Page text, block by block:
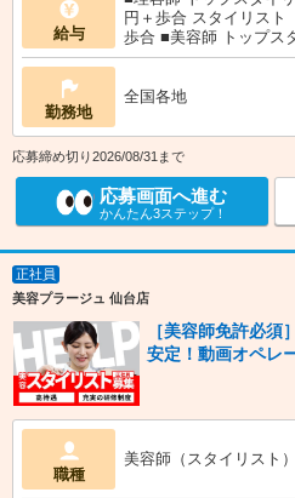
給与
円＋歩合 スタイリス
歩合 ■美容師 トップ
勤務地
全国各地
応募締め切り2026/08/31まで
応募画面へ進む
かんたん3ステップ！
正社員
美容プラージュ 仙台店
［美容師免許必
安定！動画オペレ
職種
美容師（スタイリスト）